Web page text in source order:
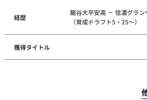
経歴
龍谷大平安高 － 信濃グラ
（育成ドラフト5・25～）
獲得タイトル